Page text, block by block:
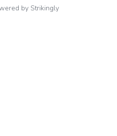
by Strikingly